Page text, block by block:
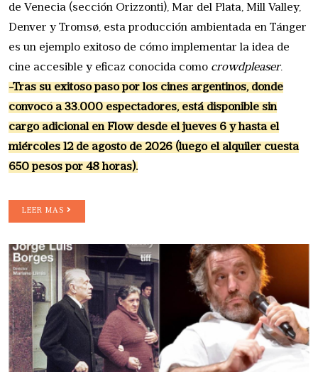
de Venecia (sección Orizzonti), Mar del Plata, Mill Valley,
Denver y Tromsø, esta producción ambientada en Tánger
es un ejemplo exitoso de cómo implementar la idea de
cine accesible y eficaz conocida como crowdpleaser.
-Tras su exitoso paso por los cines argentinos, donde
convocó a 33.000 espectadores, está disponible sin
cargo adicional en Flow desde el jueves 6 y hasta el
miércoles 12 de agosto de 2026 (luego el alquiler cuesta
650 pesos por 48 horas).
LEER MAS